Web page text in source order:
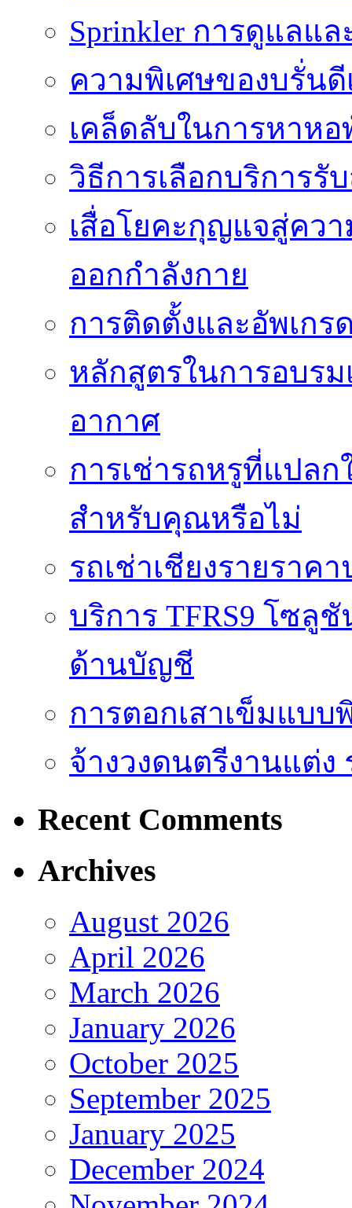
Sprinkler การดูแลแ
ความพิเศษของบรั่นดี
เคล็ดลับในการหาหอ
วิธีการเลือกบริการรั
เสื่อโยคะกุญแจสู่คว
ออกกำลังกาย
การติดตั้งและอัพเกรด
หลักสูตรในการอบร
อากาศ
การเช่ารถหรูที่แปลก
สำหรับคุณหรือไม่
รถเช่าเชียงรายราค
บริการ TFRS9 โซลู
ด้านบัญชี
การตอกเสาเข็มแบบ
จ้างวงดนตรีงานแต่ง
Recent Comments
Archives
August 2026
April 2026
March 2026
January 2026
October 2025
September 2025
January 2025
December 2024